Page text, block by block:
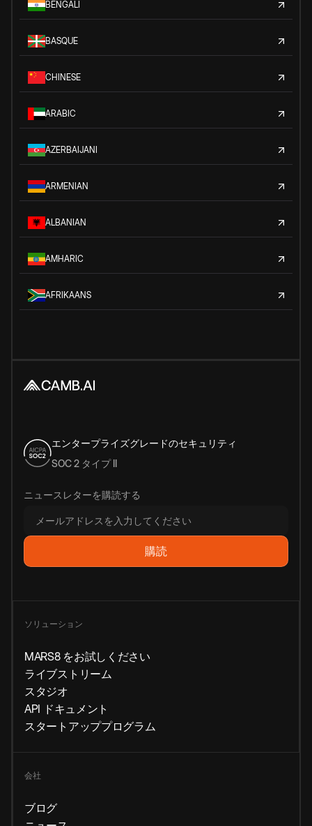
BENGALI
BASQUE
CHINESE
ARABIC
AZERBAIJANI
ARMENIAN
ALBANIAN
AMHARIC
AFRIKAANS
エンタープライズグレードのセキュリティ
SOC 2 タイプ II
ニュースレターを購読する
ソリューション
MARS8 をお試しください
ライブストリーム
スタジオ
API ドキュメント
スタートアッププログラム
会社
ブログ